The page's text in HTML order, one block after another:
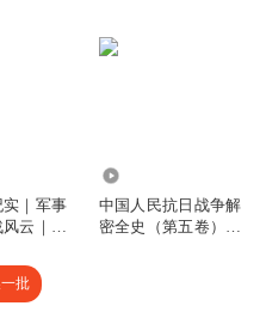
｜军事
云｜战
中国人民抗日战争解
密全史（第五卷）抗
批